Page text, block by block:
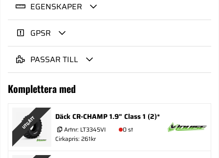
EGENSKAPER
GPSR
PASSAR TILL
Komplettera med
UTGÅTT Däck CR-CHAMP 1.9" Class 1 (2)*
Artnr: LT3345VI
0 st
Cirkapris: 261kr